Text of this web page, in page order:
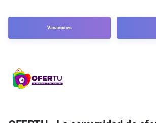
Vacaciones